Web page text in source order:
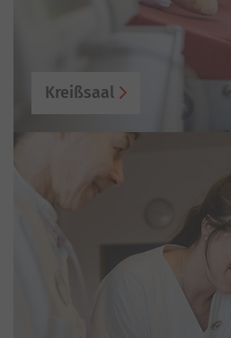
Kreißsaal